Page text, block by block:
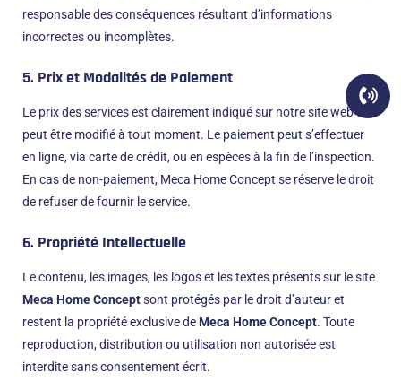
responsable des conséquences résultant d’informations
incorrectes ou incomplètes.
5. Prix et Modalités de Paiement
Le prix des services est clairement indiqué sur notre site web et
peut être modifié à tout moment. Le paiement peut s’effectuer
en ligne, via carte de crédit, ou en espèces à la fin de l’inspection.
En cas de non-paiement, Meca Home Concept se réserve le droit
de refuser de fournir le service.
6. Propriété Intellectuelle
Le contenu, les images, les logos et les textes présents sur le site
Meca Home Conceptsont protégés par le droit d’auteur et
restent la propriété exclusive deMeca Home Concept. Toute
reproduction, distribution ou utilisation non autorisée est
interdite sans consentement écrit.